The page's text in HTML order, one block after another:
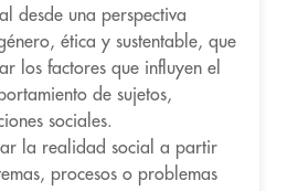
desde una perspectiva
ética y sustentable, que
los factores que influyen el
de sujetos,
sociales.
la realidad social a partir
procesos o problemas